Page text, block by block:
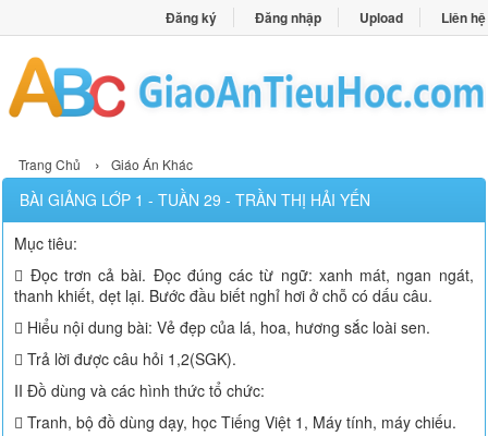
Đăng ký Đăng nhập Upload Liên hệ
Trang Chủ › Giáo Án Khác
BÀI GIẢNG LỚP 1 - TUẦN 29 - TRẦN THỊ HẢI YẾN
Mục tiêu:
 Đọc trơn cả bài. Đọc đúng các từ ngữ: xanh mát, ngan ngát,
thanh khiết, dẹt lại. Bước đầu biết nghỉ hơi ở chỗ có dấu câu.
 Hiểu nội dung bài: Vẻ đẹp của lá, hoa, hương sắc loài sen.
 Trả lời được câu hỏi 1,2(SGK).
II Đồ dùng và các hình thức tổ chức:
 Tranh, bộ đồ dùng dạy, học Tiếng Việt 1, Máy tính, máy chiếu.